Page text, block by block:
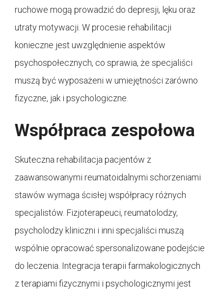
ruchowe mogą prowadzić do depresji, lęku oraz
utraty motywacji. W procesie rehabilitacji
konieczne jest uwzględnienie aspektów
psychospołecznych, co sprawia, że specjaliści
muszą być wyposażeni w umiejętności zarówno
fizyczne, jak i psychologiczne.
Współpraca zespołowa
Skuteczna rehabilitacja pacjentów z
zaawansowanymi reumatoidalnymi schorzeniami
stawów wymaga ścisłej współpracy różnych
specjalistów. Fizjoterapeuci, reumatolodzy,
psycholodzy kliniczni i inni specjaliści muszą
wspólnie opracować spersonalizowane podejście
do leczenia. Integracja terapii farmakologicznych
z terapiami fizycznymi i psychologicznymi jest